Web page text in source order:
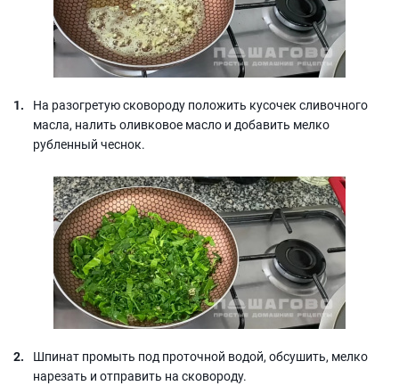
На разогретую сковороду положить кусочек сливочного
масла, налить оливковое масло и добавить мелко
рубленный чеснок.
Шпинат промыть под проточной водой, обсушить, мелко
нарезать и отправить на сковороду.